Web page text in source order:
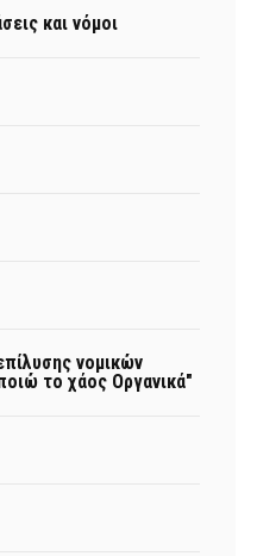
και νόμοι
νομικών
το χάος Οργανικά"